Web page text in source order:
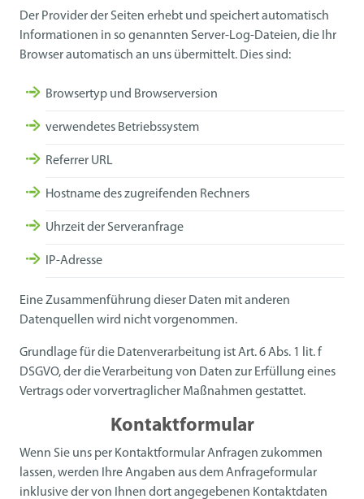
Der Provider der Seiten erhebt und speichert automatisch
Informationen in so genannten Server-Log-Dateien, die Ihr
Browser automatisch an uns übermittelt. Dies sind:
Browsertyp und Browserversion
verwendetes Betriebssystem
Referrer URL
Hostname des zugreifenden Rechners
Uhrzeit der Serveranfrage
IP-Adresse
Eine Zusammenführung dieser Daten mit anderen
Datenquellen wird nicht vorgenommen.
Grundlage für die Datenverarbeitung ist Art. 6 Abs. 1 lit. f
DSGVO, der die Verarbeitung von Daten zur Erfüllung eines
Vertrags oder vorvertraglicher Maßnahmen gestattet.
Kontaktformular
Wenn Sie uns per Kontaktformular Anfragen zukommen
lassen, werden Ihre Angaben aus dem Anfrageformular
inklusive der von Ihnen dort angegebenen Kontaktdaten